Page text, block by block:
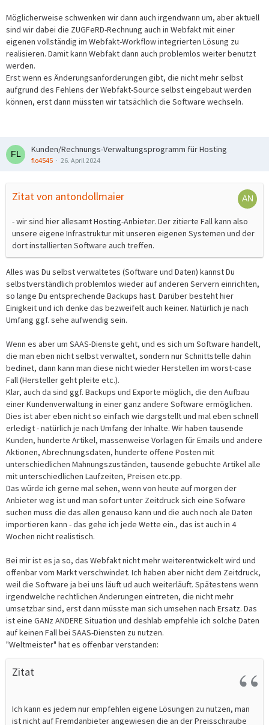
Möglicherweise schwenken wir dann auch irgendwann um, aber aktuell
sind wir dabei die ZUGFeRD-Rechnung auch in Webfakt mit einer
eigenen vollständig im Webfakt-Workflow integrierten Lösung zu
realisieren. Damit kann Webfakt dann auch problemlos weiter benutzt
werden.
Erst wenn es Änderungsanforderungen gibt, die nicht mehr selbst
aufgrund des Fehlens der Webfakt-Source selbst eingebaut werden
können, erst dann müssten wir tatsächlich die Software wechseln.
Kunden/Rechnungs-Verwaltungsprogramm für Hosting
flo4545 26. April 2024
Zitat von antondollmaier
- wir sind hier allesamt Hosting-Anbieter. Der zitierte Fall kann also
unsere eigene Infrastruktur mit unseren eigenen Systemen und der
dort installierten Software auch treffen.
Alles was Du selbst verwaltetes (Software und Daten) kannst Du
selbstverständlich problemlos wieder auf anderen Servern einrichten,
so lange Du entsprechende Backups hast. Darüber besteht hier
Einigkeit und ich denke das bezweifelt auch keiner. Natürlich je nach
Umfang ggf. sehe aufwendig sein.
Wenn es aber um SAAS-Dienste geht, und es sich um Software handelt,
die man eben nicht selbst verwaltet, sondern nur Schnittstelle dahin
bedinet, dann kann man diese nicht wieder Herstellen im worst-case
Fall (Hersteller geht pleite etc.).
Klar, auch da sind ggf. Backups und Exporte möglich, die den Aufbau
einer Kundenverwaltung in einer ganz andere Software ermöglichen.
Dies ist aber eben nicht so einfach wie dargstellt und mal eben schnell
erledigt - natürlich je nach Umfang der Inhalte. Wir haben tausende
Kunden, hunderte Artikel, massenweise Vorlagen für Emails und andere
Aktionen, Abrechnungsdaten, hunderte offene Posten mit
unterschiedlichen Mahnungszuständen, tausende gebuchte Artikel alle
mit unterschiedlichen Laufzeiten, Preisen etc.pp.
Das würde ich gerne mal sehen, wenn von heute auf morgen der
Anbieter weg ist und man sofort unter Zeitdruck sich eine Sofware
suchen muss die das allen genauso kann und die auch noch ale Daten
importieren kann - das gehe ich jede Wette ein., das ist auch in 4
Wochen nicht realistisch.
Bei mir ist es ja so, das Webfakt nicht mehr weiterentwickelt wird und
offenbar vom Markt verschwindet. Ich haben aber nicht dem Zeitdruck,
weil die Software ja bei uns läuft ud auch weiterläuft. Spätestens wenn
irgendwelche rechtlichen Änderungen eintreten, die nicht mehr
umsetzbar sind, erst dann müsste man sich umsehen nach Ersatz. Das
ist eine GANz ANDERE Situation und deshlab empfehle ich solche Daten
auf keinen Fall bei SAAS-Diensten zu nutzen.
"Weltmeister" hat es offenbar verstanden:
Zitat
Ich kann es jedem nur empfehlen eigene Lösungen zu nutzen, man
ist nicht auf Fremdanbieter angewiesen die an der Preisschraube